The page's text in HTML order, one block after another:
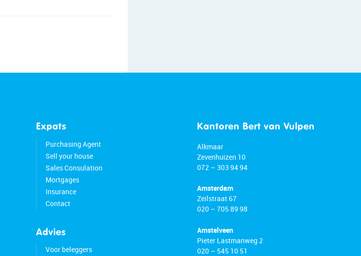
Expats
Purchasing Agent
Sell your house
Sales Consulation
Mortgages
Insurance
Contact
Advies
Voor beleggers
Kantoren Bert van Vulpen
Alkmaar
Zevenhuizen 10
072 – 303 94 94
Amsterdam
Zeilstraat 67
020 – 705 89 98
Amstelveen
Pieter Lastmanweg 2
020 – 545 10 51